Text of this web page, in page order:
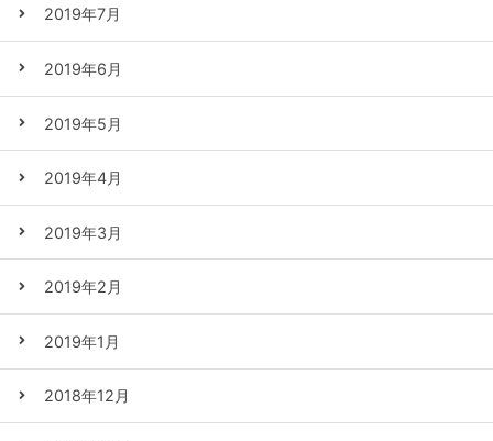
2019年7月
2019年6月
2019年5月
2019年4月
2019年3月
2019年2月
2019年1月
2018年12月